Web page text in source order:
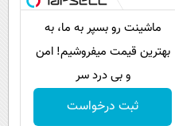
ماشینت رو بسپر به ما، به
بهترین قیمت میفروشیم! امن
و بی درد سر
ثبت درخواست